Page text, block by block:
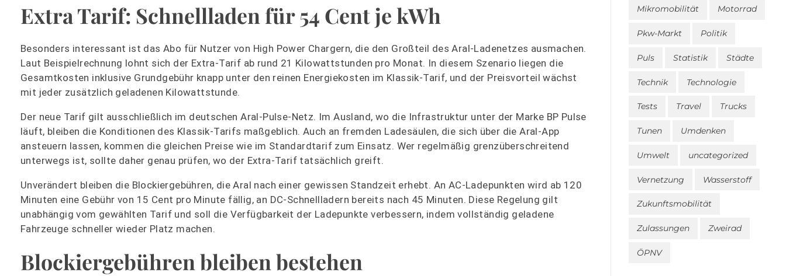
Extra Tarif: Schnellladen für 54 Cent je kWh
Besonders interessant ist das Abo für Nutzer von High Power Chargern, die den Großteil des Aral-Ladenetzes ausmachen.
Laut Beispielrechnung lohnt sich der Extra-Tarif ab rund 21 Kilowattstunden pro Monat. In diesem Szenario liegen die
Gesamtkosten inklusive Grundgebühr knapp unter den reinen Energiekosten im Klassik-Tarif, und der Preisvorteil wächst
mit jeder zusätzlich geladenen Kilowattstunde.
Der neue Tarif gilt ausschließlich im deutschen Aral-Pulse-Netz. Im Ausland, wo die Infrastruktur unter der Marke BP Pulse
läuft, bleiben die Konditionen des Klassik-Tarifs maßgeblich. Auch an fremden Ladesäulen, die sich über die Aral-App
ansteuern lassen, kommen die gleichen Preise wie im Standardtarif zum Einsatz. Wer regelmäßig grenzüberschreitend
unterwegs ist, sollte daher genau prüfen, wo der Extra-Tarif tatsächlich greift.
Unverändert bleiben die Blockiergebühren, die Aral nach einer gewissen Standzeit erhebt. An AC-Ladepunkten wird ab 120
Minuten eine Gebühr von 15 Cent pro Minute fällig, an DC-Schnellladern bereits nach 45 Minuten. Diese Regelung gilt
unabhängig vom gewählten Tarif und soll die Verfügbarkeit der Ladepunkte verbessern, indem vollständig geladene
Fahrzeuge schneller wieder Platz machen.
Blockiergebühren bleiben bestehen
Mikromobilität Motorrad
Pkw-Markt Politik
Puls Statistik Städte
Technik Technologie
Tests Travel Trucks
Tunen Umdenken
Umwelt uncategorized
Vernetzung Wasserstoff
Zukunftsmobilität
Zulassungen Zweirad
ÖPNV